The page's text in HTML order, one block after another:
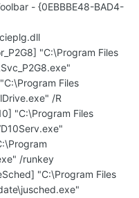
- {0EBBBE48-BAD4-
"C:\Program Files
Files
/R
"C:\Program Files
/runkey
"C:\Program Files